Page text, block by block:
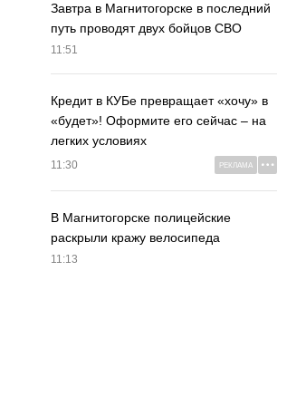
Завтра в Магнитогорске в последний
путь проводят двух бойцов СВО
11:51
Кредит в КУБе превращает «хочу» в
«будет»! Оформите его сейчас – на
легких условиях
11:30 РЕКЛАМА
В Магнитогорске полицейские
раскрыли кражу велосипеда
11:13